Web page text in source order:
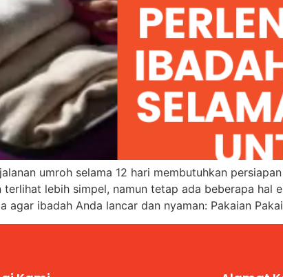
umroh selama 12 hari membutuhkan
lebih simpel, namun tetap ada beberapa hal
agar ibadah Anda lancar dan nyaman: Pakaian